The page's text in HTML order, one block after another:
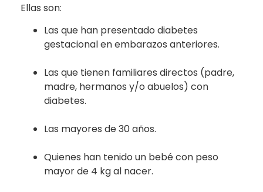
Ellas son:
Las que han presentado diabetes
gestacional en embarazos anteriores.
Las que tienen familiares directos (padre,
madre, hermanos y/o abuelos) con
diabetes.
Las mayores de 30 años.
Quienes han tenido un bebé con peso
mayor de 4 kg al nacer.